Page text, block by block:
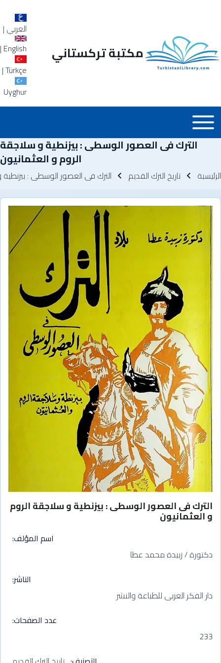
العربي |
English
|
Türkçe
|
Uyghur
مكتبة تركستاني
Main_Menu_ar
Toggle main menu
الترك فى العصور الوسطى : بيزنطية و سلاجقة
الروم و العثمانيون
مسار التنقل
الرئيسية تاريخ الترك القديم الترك فى العصور الوسطى :
الترك فى العصور الوسطى : بيزنطية و سلاجقة الروم
و العثمانيون
اسم المؤلف
دكتورة / زبيدة محمد عطا
الناشر
دار الفكر العربى للطباعة والنشر
عدد الصفحات
233